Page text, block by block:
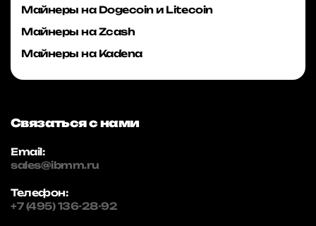
Майнеры на Dogecoin и Litecoin
Майнеры на Zcash
Майнеры на Kadena
Связаться с нами
Email:
sales@ibmm.ru
Телефон:
+7 (495) 136-28-92